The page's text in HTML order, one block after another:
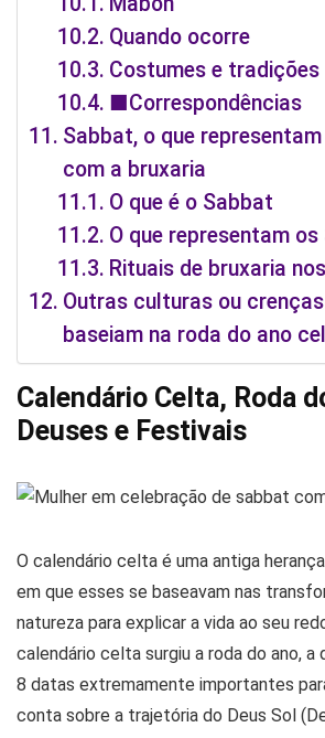
Quando ocorre
Costumes e tradições
■Correspondências
Sabbat, o que
com a bruxaria
O que é o Sabbat
O que representam
Rituais de bruxaria
Outras culturas ou
baseiam na roda do ano
Calendário Celta, Roda
Deuses e Festivais
O calendário celta é uma antiga
em que esses se baseavam nas
natureza para explicar a vida ao seu
calendário celta surgiu a roda do ano, a
8 datas extremamente importantes
conta sobre a trajetória do Deus Sol